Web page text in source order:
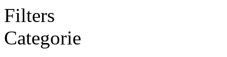
Filters
Categorie